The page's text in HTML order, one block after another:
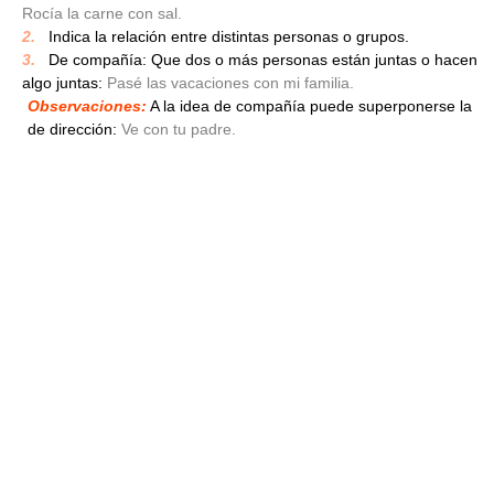
Rocía la carne con sal.
2.
Indica la relación entre distintas personas o grupos.
3.
De compañía: Que dos o más personas están juntas o hacen
algo juntas: Pasé las vacaciones con mi familia.
Observaciones: A la idea de compañía puede superponerse la
de dirección: Ve con tu padre.